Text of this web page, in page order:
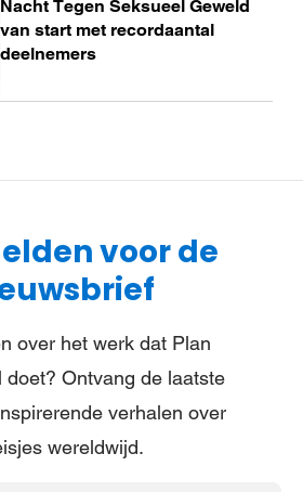
Nacht Tegen Seksueel Geweld
van start met recordaantal
deelnemers
voor de
over het werk dat Plan
doet? Ontvang de laatste
verhalen over
wereldwijd.